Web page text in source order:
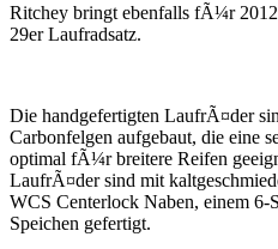
Ritchey bringt ebenfalls fÃ¼r
29er Laufradsatz.
Die handgefertigten LaufrÃ¤der
Carbonfelgen aufgebaut, die eine
optimal fÃ¼r breitere Reifen
LaufrÃ¤der sind mit
WCS Centerlock Naben, einem
Speichen gefertigt.